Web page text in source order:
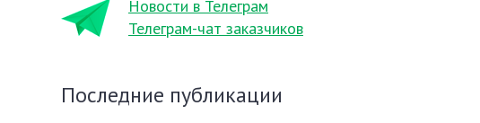
Новости в Телеграм
Телеграм-чат заказчиков
Последние публикации